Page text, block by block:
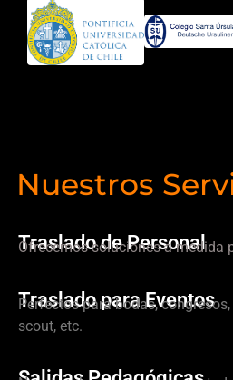
Nuestros
Traslado de Personal
Ofrecemos soluciones a medida
Traslado para Eventos
Perfectos para bodas,
scout, etc.